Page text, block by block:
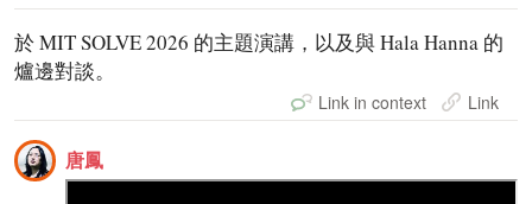
於 MIT SOLVE 2026 的主題演講，以及與 Hala Hanna 的
爐邊對談。
Link in context Link
唐鳳